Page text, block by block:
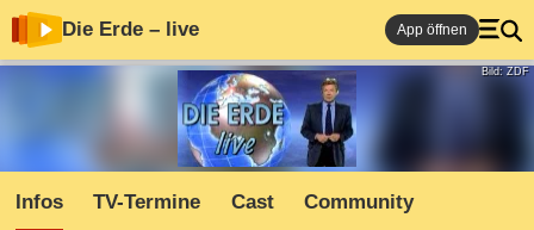
Die Erde – live App öffnen
Bild: ZDF
Infos TV-Termine Cast Community